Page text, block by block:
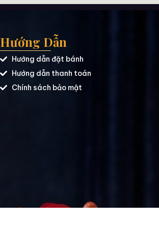
Hướng Dẫn
Hướng dẫn đặt bánh
Hướng dẫn thanh toán
Chính sách bảo mật